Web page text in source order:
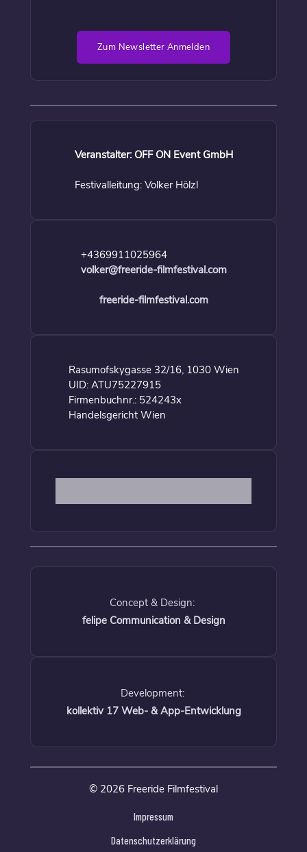
Zum Newsletter Anmelden
Veranstalter: OFF ON Event GmbH
Festivalleitung: Volker Hölzl
+4369911025964
volker@freeride-filmfestival.com
freeride-filmfestival.com
Rasumofskygasse 32/16, 1030 Wien
UID: ATU75227915
Firmenbuchnr.: 524243x
Handelsgericht Wien
Concept & Design:
felipe Communication & Design
Development:
kollektiv 17 Web- & App-Entwicklung
© 2026 Freeride Filmfestival
Impressum
Datenschutzerklärung